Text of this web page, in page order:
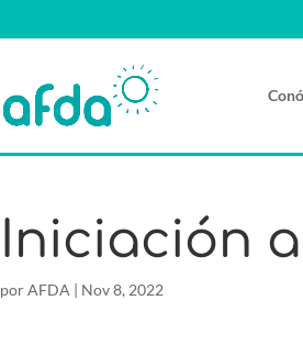
Iniciación
porAFDA | Nov 8, 2022